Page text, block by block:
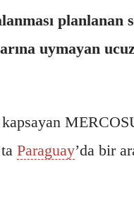
planlanan
uymayan
Paraguay’da bir